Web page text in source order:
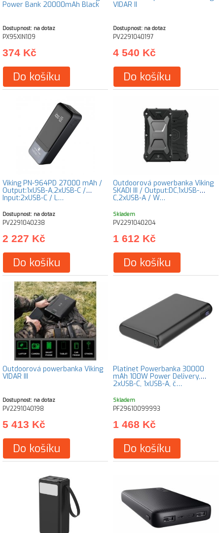
Power Bank 20000mAh Black
Dostupnost: na dotaz
PX95XIN109
374 Kč
Do košíku
VIDAR II
Dostupnost: na dotaz
PV2291040197
4 540 Kč
Do košíku
Viking PN-964PD 27000 mAh /
Output:1xUSB-A,2xUSB-C /
Input:2xUSB-C / L…
Dostupnost: na dotaz
PV2291040238
2 227 Kč
Do košíku
Outdoorová powerbanka Viking
SKADI III / Output:DC,1xUSB-
C,2xUSB-A / W…
Skladem
PV2291040204
1 612 Kč
Do košíku
Outdoorová powerbanka Viking
VIDAR III
Dostupnost: na dotaz
PV2291040198
5 413 Kč
Do košíku
Platinet Powerbanka 30000
mAh 100W Power Delivery,
2xUSB-C, 1xUSB-A, č…
Skladem
PF29610099993
1 468 Kč
Do košíku